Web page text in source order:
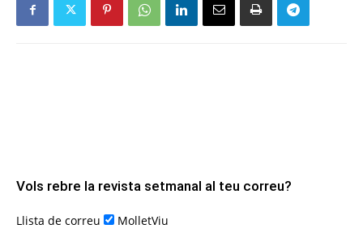
Vols rebre la revista setmanal al teu correu?
Llista de correu MolletViu